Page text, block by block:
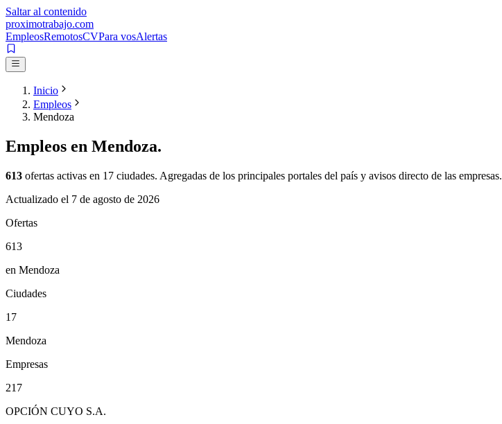
Saltar al contenido
proximotrabajo.com
EmpleosRemotosCVPara vosAlertas
Inicio
Empleos
Mendoza
Empleos en Mendoza.
613 ofertas activas en 17 ciudades. Agregadas de los principales portales del país y avisos directo de las empresas.
Actualizado el 7 de agosto de 2026
Ofertas
613
en Mendoza
Ciudades
17
Mendoza
Empresas
217
OPCIÓN CUYO S.A.